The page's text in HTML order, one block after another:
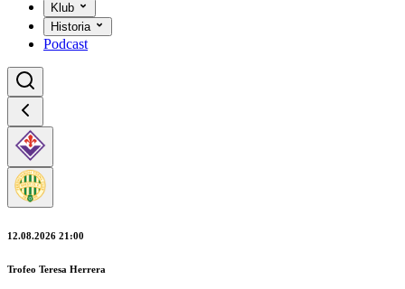
Klub
Historia
Podcast
12.08.2026 21:00
Trofeo Teresa Herrera